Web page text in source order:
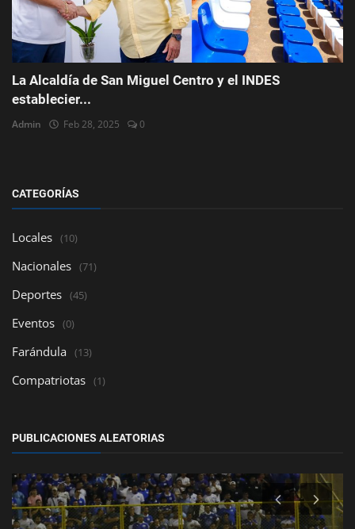
La Alcaldía de San Miguel Centro y el INDES
establecier...
Admin Feb 28, 2025 0
CATEGORÍAS
Locales (10)
Nacionales (71)
Deportes (45)
Eventos (0)
Farándula (13)
Compatriotas (1)
PUBLICACIONES ALEATORIAS